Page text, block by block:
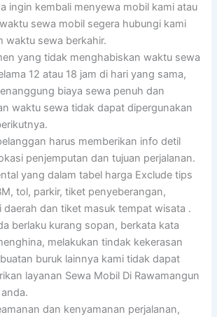
ingin kembali menyewa mobil kami atau
sewa mobil segera hubungi kami
waktu sewa berkahir.
yang tidak menghabiskan waktu sewa
12 atau 18 jam di hari yang sama,
biaya sewa penuh dan
waktu sewa tidak dapat dipergunakan
harus memberikan info detil
penjemputan dan tujuan perjalanan.
yang dalam tabel harga Exclude tips
tol, parkir, tiket penyeberangan,
daerah dan tiket masuk tempat wisata .
berlaku kurang sopan, berkata kata
melakukan tindak kekerasan
buruk lainnya kami tidak dapat
layanan Sewa Mobil Di Rawamangun
dan kenyamanan perjalanan,